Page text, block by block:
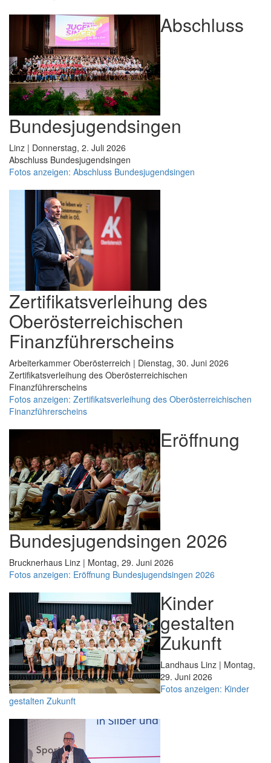
Abschluss
Bundesjugendsingen
Linz | Donnerstag, 2. Juli 2026
Abschluss Bundesjugendsingen
Fotos anzeigen: Abschluss Bundesjugendsingen
Zertifikatsverleihung des
Oberösterreichischen
Finanzführerscheins
Arbeiterkammer Oberösterreich | Dienstag, 30. Juni 2026
Zertifikatsverleihung des Oberösterreichischen
Finanzführerscheins
Fotos anzeigen: Zertifikatsverleihung des Oberösterreichischen
Finanzführerscheins
Eröffnung
Bundesjugendsingen 2026
Brucknerhaus Linz | Montag, 29. Juni 2026
Fotos anzeigen: Eröffnung Bundesjugendsingen 2026
Kinder
gestalten
Zukunft
Landhaus Linz | Montag,
29. Juni 2026
Fotos anzeigen: Kinder
gestalten Zukunft